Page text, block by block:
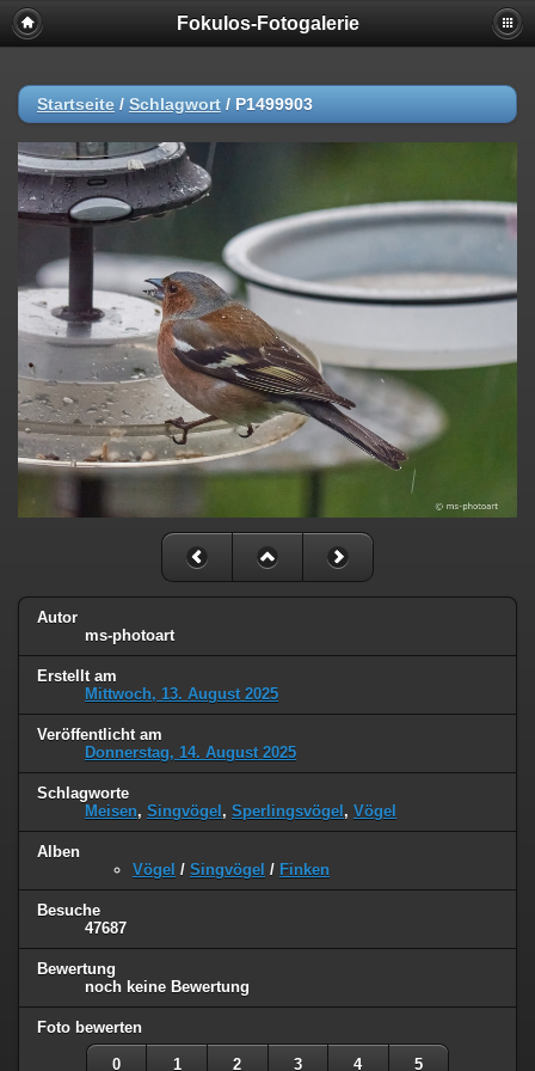
Fokulos-Fotogalerie
Startseite / Schlagwort / P1499903
Autor
ms-photoart
Erstellt am
Mittwoch, 13. August 2025
Veröffentlicht am
Donnerstag, 14. August 2025
Schlagworte
Meisen, Singvögel , Sperlingsvögel , Vögel
Alben
Vögel / Singvögel / Finken
Besuche
47687
Bewertung
noch keine Bewertung
Foto bewerten
0 1 2 3 4 5